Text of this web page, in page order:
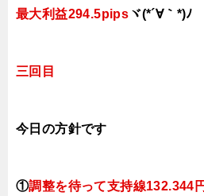
最大利益294.5pips ヾ(*´∀｀*)ﾉ
三回目
今日 の方針です
①調整を待って支持線132.344